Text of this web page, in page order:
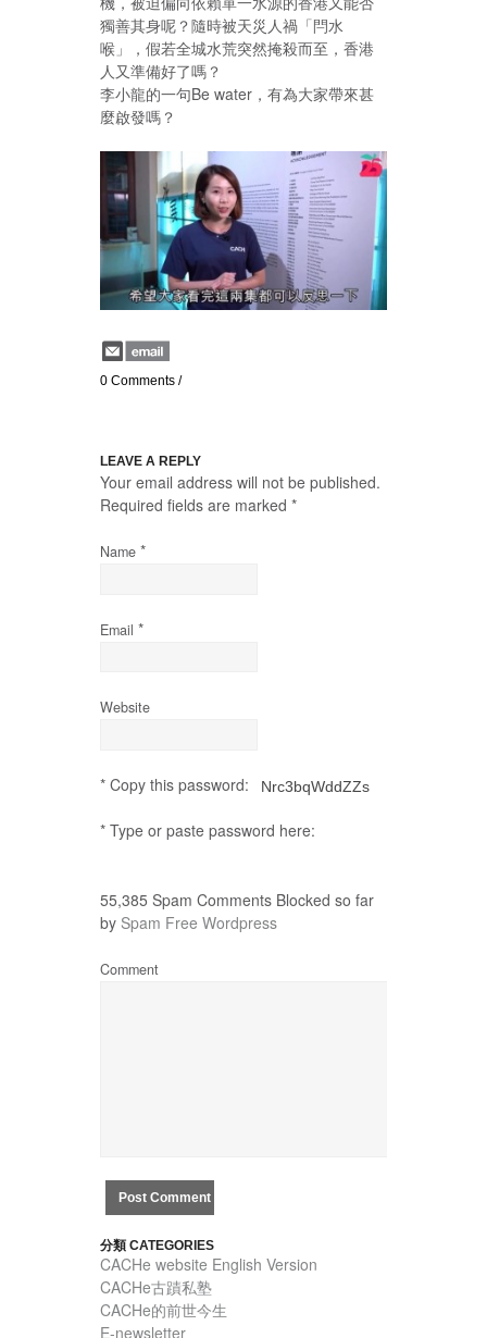
獨善其身呢？隨時被天災人禍「閂水
喉」，假若全城水荒突然掩殺而至，香港
人又準備好了嗎？
李小龍的一句Be water，有為大家帶來甚
麼啟發嗎？
0 Comments /
LEAVE A REPLY
Your email address will not be published.
Required fields are marked *
Name *
Email *
Website
* Copy this password:
* Type or paste password here:
55,385 Spam Comments Blocked so far
by Spam Free Wordpress
Comment
分類 CATEGORIES
CACHe website English Version
CACHe古蹟私塾
CACHe的前世今生
E-newsletter